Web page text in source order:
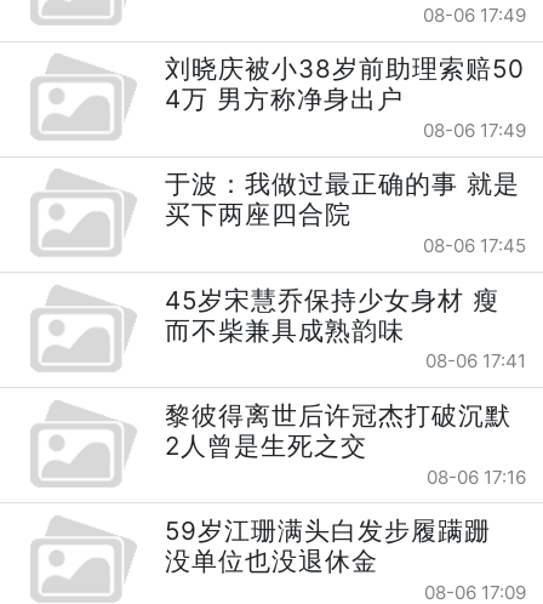
08-06 17:49
刘晓庆被小38岁前助理索赔50
4万 男方称净身出户
08-06 17:49
于波：我做过最正确的事 就是
买下两座四合院
08-06 17:45
45岁宋慧乔保持少女身材 瘦
而不柴兼具成熟韵味
08-06 17:41
黎彼得离世后许冠杰打破沉默
2人曾是生死之交
08-06 17:16
59岁江珊满头白发步履蹒跚
没单位也没退休金
08-06 17:09